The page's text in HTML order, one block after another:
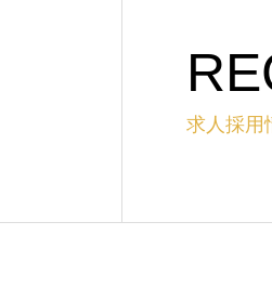
求人採用